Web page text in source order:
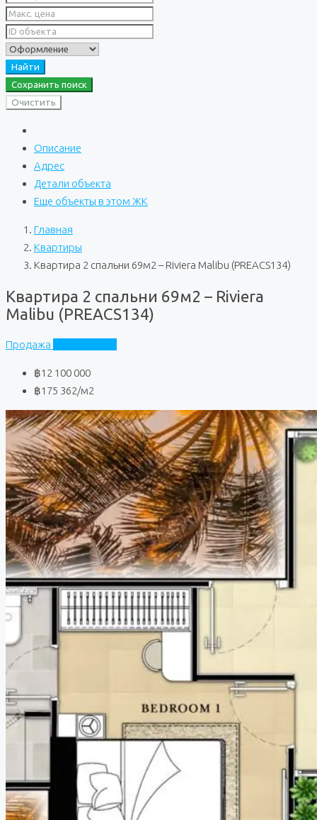
Найти
Сохранить поиск
Очистить
Описание
Адрес
Детали объекта
Еще объекты в этом ЖК
Главная
Квартиры
Квартира 2 спальни 69м2 – Riviera Malibu (PREACS134)
Квартира 2 спальни 69м2 – Riviera
Malibu (PREACS134)
Продажа
฿12 100 000
฿175 362/м2